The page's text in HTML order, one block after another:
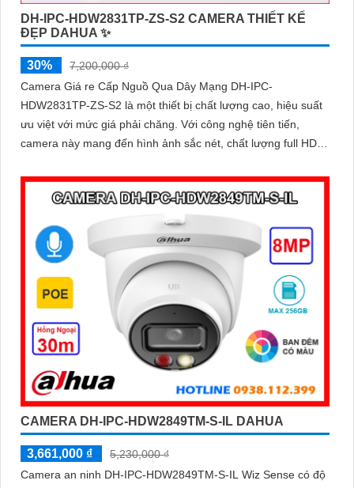
DH-IPC-HDW2831TP-ZS-S2 CAMERA THIẾT KẾ
ĐẸP DAHUA ✨
30%
7,200,000 ₫
Camera Giá re Cấp Nguồ Qua Dây Mạng DH-IPC-
HDW2831TP-ZS-S2 là một thiết bị chất lượng cao, hiệu suất
ưu việt với mức giá phải chăng. Với công nghệ tiên tiến,
camera này mang đến hình ảnh sắc nét, chất lượng full HD
CAMERA DH-IPC-HDW2849TM-S-IL DAHUA
3,661,000 ₫
5,230,000 ₫
Camera an ninh DH-IPC-HDW2849TM-S-IL Wiz Sense có độ